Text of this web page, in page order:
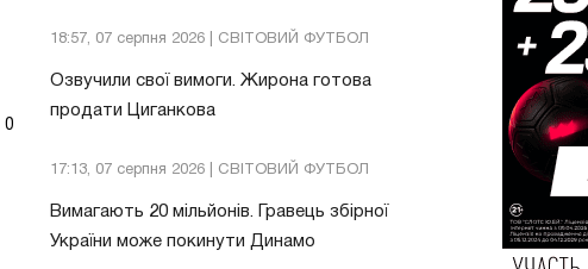
18:57, 07 серпня 2026 | СВІТОВИЙ ФУТБОЛ
Озвучили свої вимоги. Жирона готова
продати Циганкова
17:13, 07 серпня 2026 | СВІТОВИЙ ФУТБОЛ
Вимагають 20 мільйонів. Гравець збірної
України може покинути Динамо
0